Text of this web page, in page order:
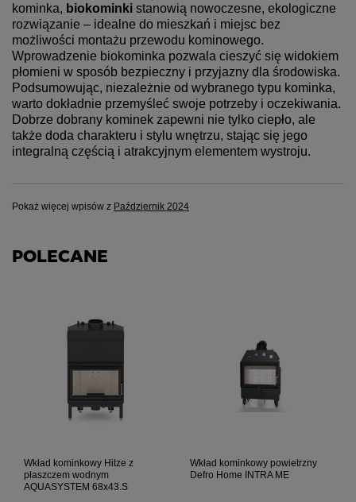
kominka, biokominki stanowią nowoczesne, ekologiczne
rozwiązanie – idealne do mieszkań i miejsc bez
możliwości montażu przewodu kominowego.
Wprowadzenie biokominka pozwala cieszyć się widokiem
płomieni w sposób bezpieczny i przyjazny dla środowiska.
Podsumowując, niezależnie od wybranego typu kominka,
warto dokładnie przemyśleć swoje potrzeby i oczekiwania.
Dobrze dobrany kominek zapewni nie tylko ciepło, ale
także doda charakteru i stylu wnętrzu, stając się jego
integralną częścią i atrakcyjnym elementem wystroju.
Pokaż więcej wpisów z Październik 2024
POLECANE
Wkład kominkowy Hitze z
płaszczem wodnym
AQUASYSTEM 68x43.S
Wkład kominkowy powietrzny
Defro Home INTRA ME